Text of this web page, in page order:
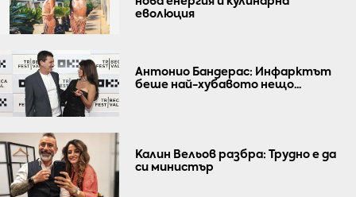
еволюция
Антонио Бандерас: Инфарктът
беше най-хубавото нещо...
Калин Вельов разбра: Трудно е да
си министър